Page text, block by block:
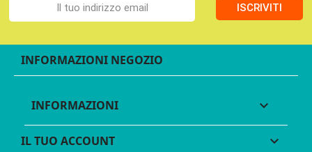
ISCRIVITI
INFORMAZIONI NEGOZIO
INFORMAZIONI 
IL TUO ACCOUNT 